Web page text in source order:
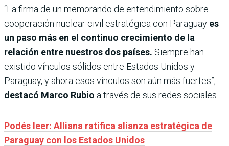
“La firma de un memorando de entendimiento sobre
cooperación nuclear civil estratégica con Paraguay es
un paso más en el continuo crecimiento de la
relación entre nuestros dos países. Siempre han
existido vínculos sólidos entre Estados Unidos y
Paraguay, y ahora esos vínculos son aún más fuertes”,
destacó Marco Rubio a través de sus redes sociales.
Podés leer: Alliana ratifica alianza estratégica de
Paraguay con los Estados Unidos